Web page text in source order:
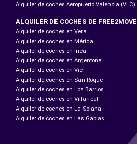
Alquiler de coches Aeropuerto Valencia (VLC)
ALQUILER DE COCHES DE FREE2MOVE
Alquiler de coches en Vera
Alquiler de coches en Mérida
Alquiler de coches en Inca
Alquiler de coches en Argentona
Alquiler de coches en Vic
Alquiler de coches en San Roque
Alquiler de coches en Los Barrios
Alquiler de coches en Villarreal
Alquiler de coches en La Solana
Alquiler de coches en Las Gabias